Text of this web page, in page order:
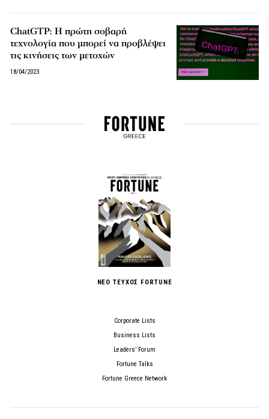
ChatGTP: Η πρώτη σοβαρή
τεχνολογία που μπορεί να προβλέψει
τις κινήσεις των μετοχών
18/04/2023
ΝΕΟ ΤΕΥΧΟΣ FORTUNE
Corporate Lists
Business Lists
Leaders’ Forum
Fortune Talks
Fortune Greece Network